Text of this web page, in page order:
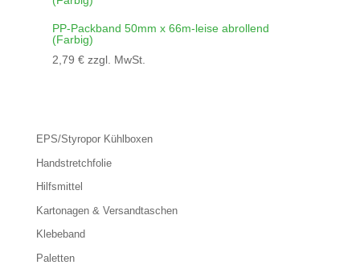
PP-Packband 50mm x 66m-leise abrollend
(Farbig)
2,79 € zzgl. MwSt.
EPS/Styropor Kühlboxen
Handstretchfolie
Hilfsmittel
Kartonagen & Versandtaschen
Klebeband
Paletten